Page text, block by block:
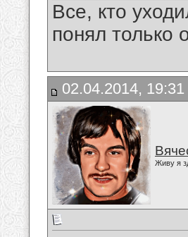
Все, кто
понял только
02.04.2014, 19:31
Живу я